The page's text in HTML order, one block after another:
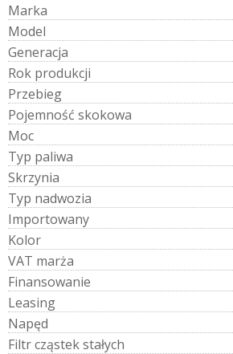
Marka
Model
Generacja
Rok produkcji
Przebieg
Pojemność skokowa
Moc
Typ paliwa
Skrzynia
Typ nadwozia
Importowany
Kolor
VAT marża
Finansowanie
Leasing
Napęd
Filtrcząstekstałych